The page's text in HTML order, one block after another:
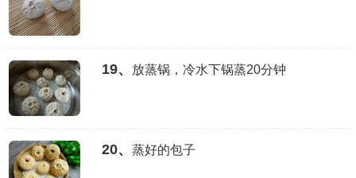
19、 放蒸锅，冷水下锅蒸20分钟
20、 蒸好的包子